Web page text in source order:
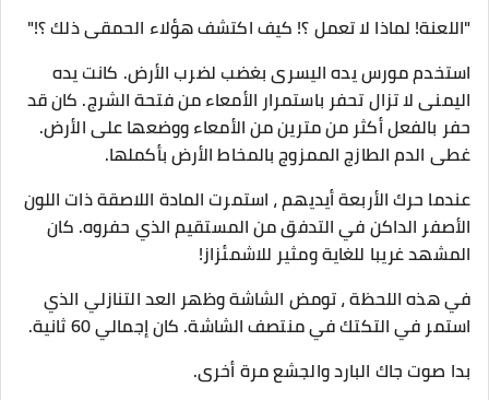
"اللعنة! لماذا لا تعمل ؟! كيف اكتشف هؤلاء الحمقى ذلك ؟!"
استخدم مورس يده اليسرى بغضب لضرب الأرض. كانت يده
اليمنى لا تزال تحفر باستمرار الأمعاء من فتحة الشرج. كان قد
حفر بالفعل أكثر من مترين من الأمعاء ووضعها على الأرض.
غطى الدم الطازج الممزوج بالمخاط الأرض بأكملها.
عندما حرك الأربعة أيديهم ، استمرت المادة اللاصقة ذات اللون
الأصفر الداكن في التدفق من المستقيم الذي حفروه. كان
المشهد غريبا للغاية ومثير للاشمئزاز!
في هذه اللحظة ، تومض الشاشة وظهر العد التنازلي الذي
استمر في التكتك في منتصف الشاشة. كان إجمالي 60 ثانية.
بدا صوت جاك البارد والجشع مرة أخرى.